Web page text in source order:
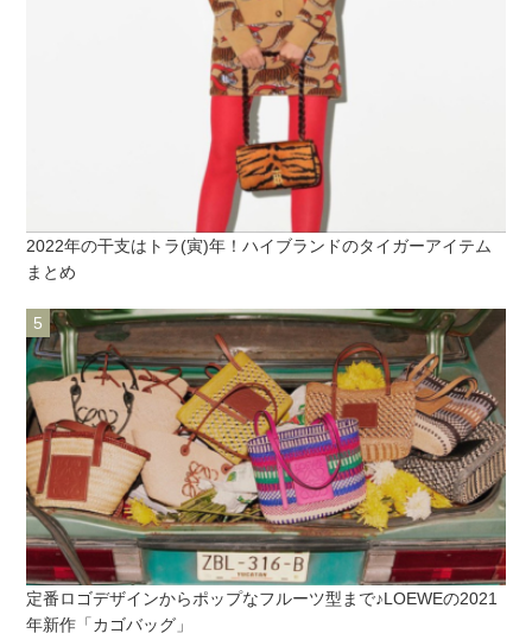
2022年の干支はトラ(寅)年！ハイブランドのタイガーアイテム
まとめ
定番ロゴデザインからポップなフルーツ型まで♪LOEWEの2021
年新作「カゴバッグ」